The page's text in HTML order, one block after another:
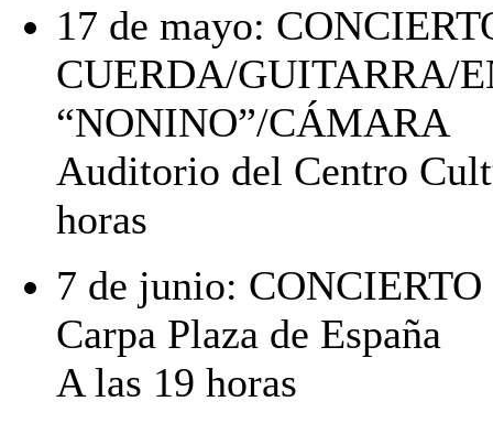
17 de mayo:
CUERDA/GUITARRA/
“NONINO”/CÁMARA
Auditorio del Centro
horas
7 de junio:
Carpa Plaza de España
A las 19 horas